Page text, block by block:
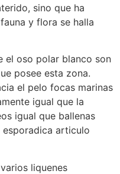
sino que ha
y flora se halla
el oso polar blanco son
posee esta zona.
el pelo focas marinas
igual que la
igual que ballenas
esporadica arti­culo
liquenes